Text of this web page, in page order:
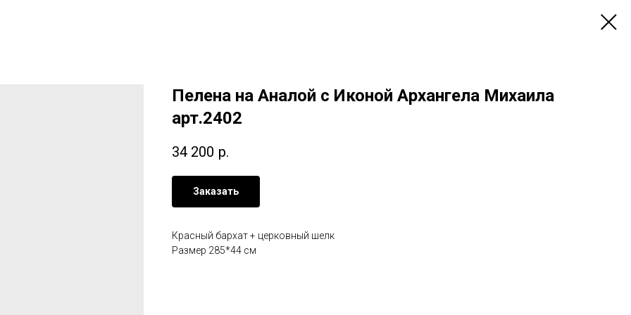
Пелена на Аналой с Иконой Архангела Михаила
арт.2402
34 200 р.
Заказать
Красный бархат + церковный шелк
Размер 285*44 см